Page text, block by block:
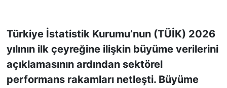
Türkiye İstatistik Kurumu’nun (TÜİK) 2026
yılının ilk çeyreğine ilişkin büyüme verilerini
açıklamasının ardından sektörel
performans rakamları netleşti. Büyüme
KONGRE TAKVİMİ
RÖPORTAJLAR